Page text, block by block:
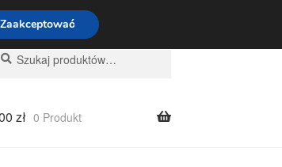
003 167
zł 0 Produkt
Zaakceptować